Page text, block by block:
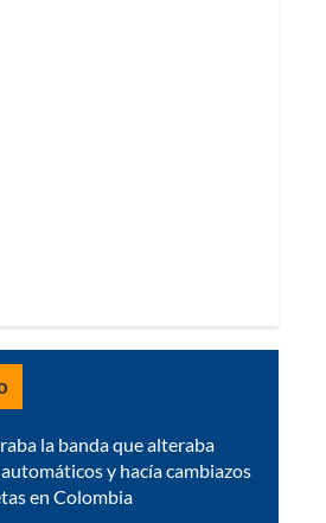
la banda que alteraba
y hacía cambiazos
en Colombia